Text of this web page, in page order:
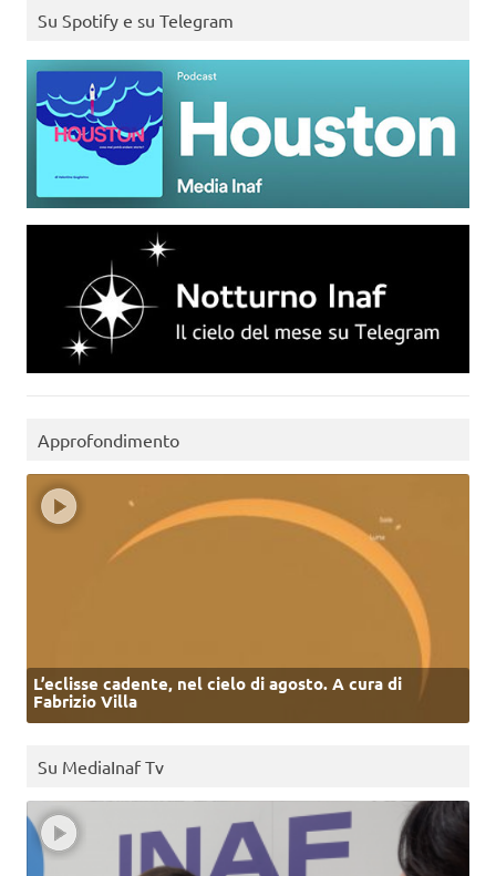
Su Spotify e su Telegram
Approfondimento
L’eclisse cadente, nel cielo di agosto. A cura di
Fabrizio Villa
Su MediaInaf Tv